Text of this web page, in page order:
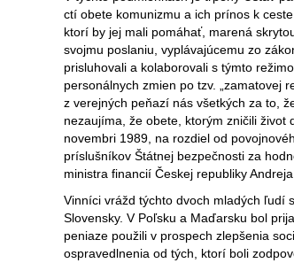
ctí obete komunizmu a ich prínos k
ktorí by jej mali pomáhať, marená
svojmu poslaniu, vyplávajúcemu zo
prisluhovali a kolaborovali s týmto
personálnych zmien po tzv. „zamatovej
z verejných peňazí nás všetkých za to,
nezaujíma, že obete, ktorým zničili život
novembri 1989, na rozdiel od
príslušníkov Štátnej bezpečnosti za
ministra financií Českej republiky Andreja
Vinníci vrážd týchto dvoch mladých ľudí
Slovensky. V Poľsku a Maďarsku bol
peniaze použili v prospech zlepšenia
ospravedlnenia od tých, ktorí boli